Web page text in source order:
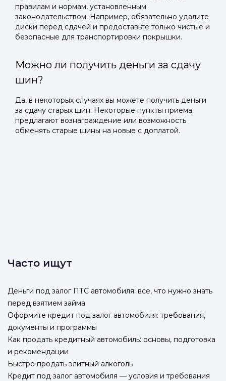
правилам и нормам, установленным
законодательством. Например, обязательно удалите
диски перед сдачей и предоставьте только чистые и
безопасные для транспортировки покрышки.
Можно ли получить деньги за сдачу
шин?
Да, в некоторых случаях вы можете получить деньги
за сдачу старых шин. Некоторые пункты приема
предлагают вознаграждение или возможность
обменять старые шины на новые с доплатой.
Часто ищут
Деньги под залог ПТС автомобиля: все, что нужно знать
перед взятием займа
Оформите кредит под залог автомобиля: требования,
документы и программы
Как продать кредитный автомобиль: основы, подготовка
и рекомендации
Быстро продать элитный алкоголь
Кредит под залог автомобиля — условия и требования